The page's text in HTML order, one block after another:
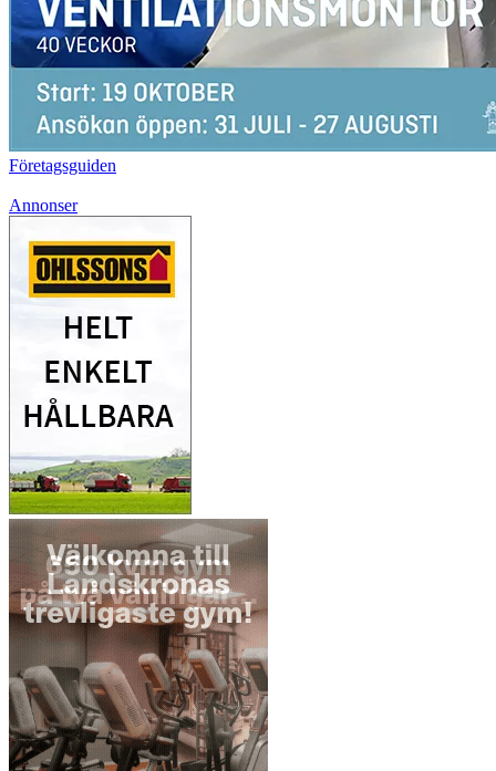
Företagsguiden
Annonser